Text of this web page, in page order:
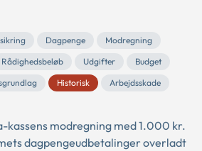
Dagpenge
Modregning
Rådighedsbeløb Udgifter
Budget
Historisk Arbejdsskade
kassens modregning med 1.000 kr.
dagpengeudbetalinger overladt